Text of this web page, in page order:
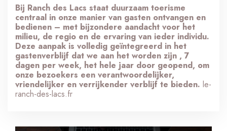
Bij Ranch des Lacs staat duurzaam toerisme
centraal in onze manier van gasten ontvangen en
bedienen – met bijzondere aandacht voor het
milieu, de regio en de ervaring van ieder individu.
Deze aanpak is volledig geïntegreerd in het
gastenverblijf dat we aan het worden zijn , 7
dagen per week, het hele jaar door geopend, om
onze bezoekers een verantwoordelijker,
vriendelijker en verrijkender verblijf te bieden. le-
ranch-des-lacs.fr